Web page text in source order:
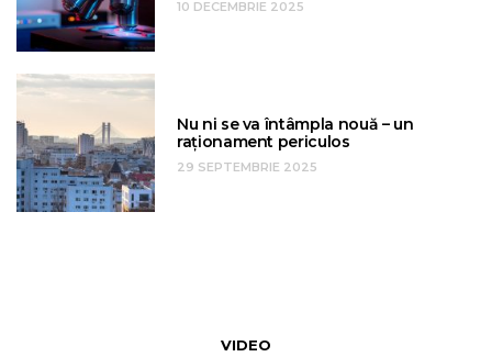
10 DECEMBRIE 2025
Nu ni se va întâmpla nouă – un
raționament periculos
29 SEPTEMBRIE 2025
VIDEO